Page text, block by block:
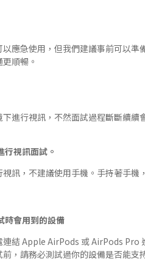
應急使用，但我們建議事前可以
順暢。
進行視訊，不然面試過程斷斷續續
視訊面試。
訊，不建議使用手機。手持著手
時會用到的設備
結 Apple AirPods 或 AirPods Pro
，請務必測試過你的設備是否能支